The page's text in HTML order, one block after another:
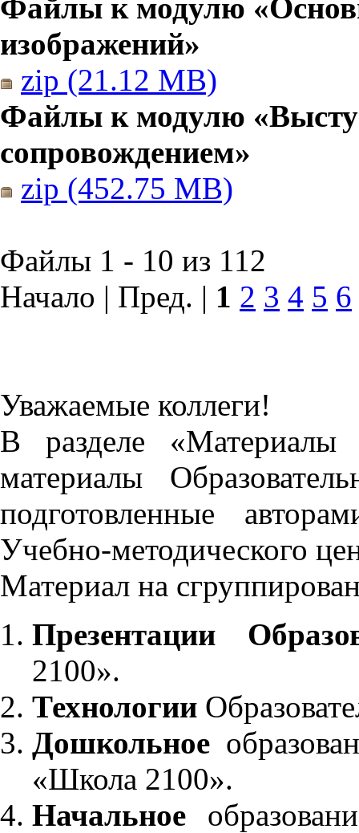
Файлы к модулю
изображений»
zip (21.12 MB)
Файлы к модулю
сопровождением»
zip (452.75 MB)
Файлы 1 - 10 из 112
Начало | Пред. | 1 2 3 4 5 6
Уважаемые коллеги!
В разделе «Материалы
материалы
подготовленные
Учебно-методического
Материал на
Презентации
2100».
Технологии
Дошкольное
«Школа 2100».
Начальное